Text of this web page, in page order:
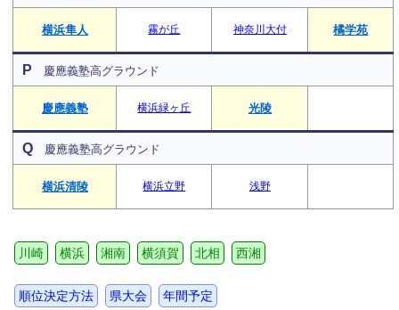
横浜隼人 霧が丘 神奈川大付 橘学苑
P 慶應義塾高グラウンド
慶應義塾 横浜緑ヶ丘 光陵
Q 慶應義塾高グラウンド
横浜清陵 横浜立野 浅野
川崎 横浜 湘南 横須賀 北相 西湘
順位決定方法 県大会 年間予定